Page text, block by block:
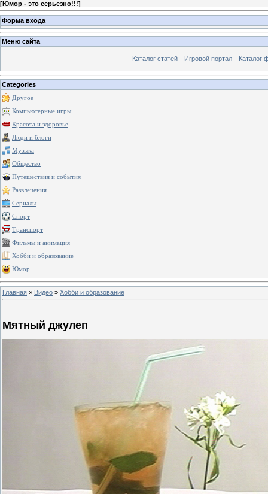
[Юмор - это серьезно!!!]
Форма входа
Меню сайта
Каталог статей Игровой портал Каталог
Categories
Другое
Компьютерные игры
Красота и здоровье
Люди и блоги
Музыка
Общество
Путешествия и события
Развлечения
Сериалы
Спорт
Транспорт
Фильмы и анимация
Хобби и образование
Юмор
Главная » Видео » Хобби и образование
Мятный джулеп